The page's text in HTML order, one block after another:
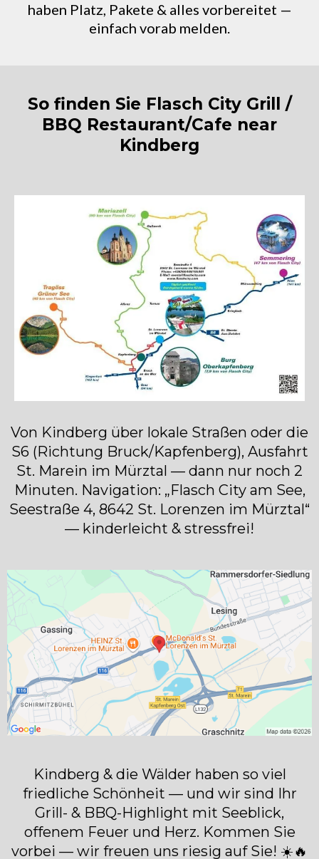
haben Platz, Pakete & alles vorbereitet —
einfach vorab melden.
So finden Sie Flasch City Grill /
BBQ Restaurant/Cafe near
Kindberg
Von Kindberg über lokale Straßen oder die
S6 (Richtung Bruck/Kapfenberg), Ausfahrt
St. Marein im Mürztal — dann nur noch 2
Minuten. Navigation: „Flasch City am See,
Seestraße 4, 8642 St. Lorenzen im Mürztal“
— kinderleicht & stressfrei!
Kindberg & die Wälder haben so viel
friedliche Schönheit — und wir sind Ihr
Grill- & BBQ-Highlight mit Seeblick,
offenem Feuer und Herz. Kommen Sie
vorbei — wir freuen uns riesig auf Sie! ☀️🔥